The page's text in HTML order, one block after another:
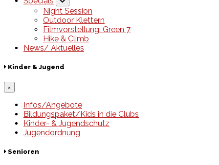
Night Session
Outdoor Klettern
Filmvorstellung: Green 7
Hike & Climb
News/ Aktuelles
Kinder & Jugend
×
Infos/Angebote
Bildungspaket/Kids in die Clubs
Kinder- & Jugendschutz
Jugendordnung
Senioren